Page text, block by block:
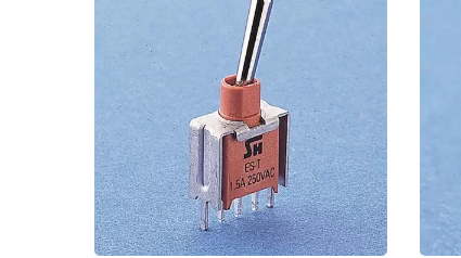
Interrupteur À Bascule Ultra-
Miniature